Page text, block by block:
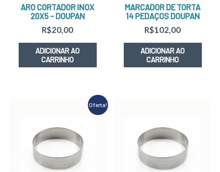
ARO CORTADOR INOX
20X5 – DOUPAN
R$20,00
ADICIONAR AO
CARRINHO
MARCADOR DE TORTA
14 PEDAÇOS DOUPAN
R$102,00
ADICIONAR AO
CARRINHO
Oferta!
era:
R$9,00.
O
preço